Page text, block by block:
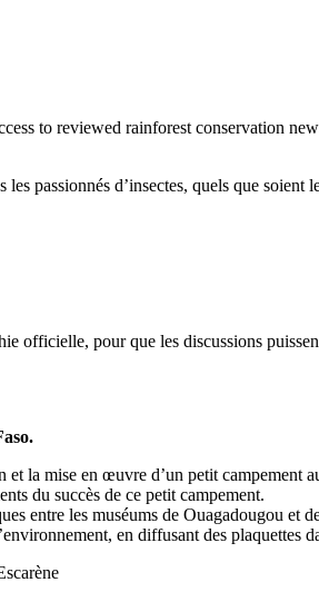
to reviewed rainforest conservation
passionnés d’insectes, quels que soient
officielle, pour que les discussions
et la mise en œuvre d’un petit
du succès de ce petit campement.
entre les muséums de Ouagadougou et
en diffusant des plaquettes